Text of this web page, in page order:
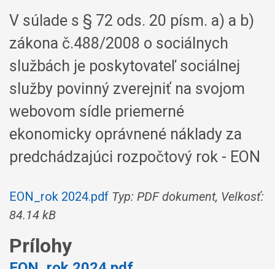
V súlade s § 72 ods. 20 písm. a) a b)
zákona č.488/2008 o sociálnych
službách je poskytovateľ sociálnej
služby povinný zverejniť na svojom
webovom sídle priemerné
ekonomicky oprávnené náklady za
predchádzajúci rozpočtový rok - EON
EON_rok 2024.pdf Typ: PDF dokument, Velkosť:
84.14 kB
Prílohy